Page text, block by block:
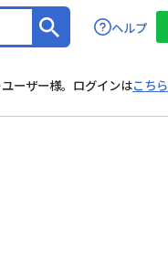
ヘルプ
ーザー様。ログインはこちら